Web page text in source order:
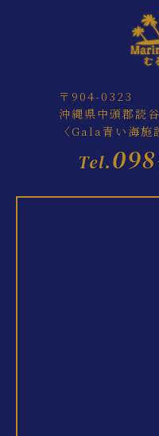
〒904-0323
沖縄県中頭郡読
〈Gala青い海施
Tel.